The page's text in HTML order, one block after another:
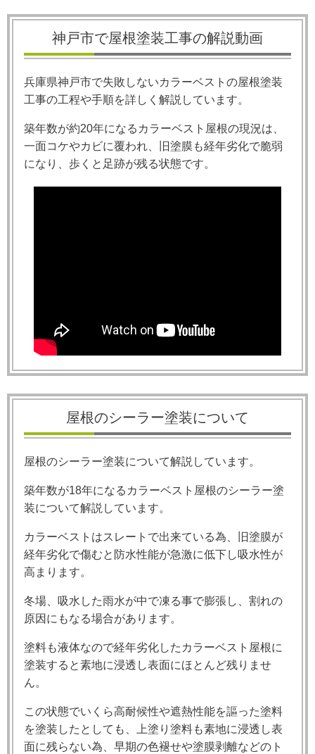
神戸市で屋根塗装工事の解説動画
兵庫県神戸市で失敗しないカラーベストの屋根塗装
工事の工程や手順を詳しく解説しています。
築年数が約20年になるカラーベスト屋根の現況は、
一面コケやカビに覆われ、旧塗膜も経年劣化で脆弱
になり、歩くと足跡が残る状態です。
屋根のシーラー塗装について
屋根のシーラー塗装について解説しています。
築年数が18年になるカラーベスト屋根のシーラー塗
装について解説しています。
カラーベストはスレートで出来ている為、旧塗膜が
経年劣化で傷むと防水性能が急激に低下し吸水性が
高まります。
冬場、吸水した雨水が中で凍る事で膨張し、割れの
原因にもなる場合があります。
塗料も液体なので経年劣化したカラーベスト屋根に
塗装すると素地に浸透し表面にほとんど残りませ
ん。
この状態でいくら高耐候性や遮熱性能を謳った塗料
を塗装したとしても、上塗り塗料も素地に浸透し表
面に残らない為、早期の色褪せや塗膜剥離などのト